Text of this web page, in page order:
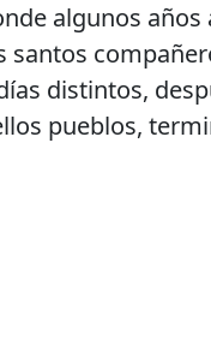
algunos
santos
distintos,
pueblos,